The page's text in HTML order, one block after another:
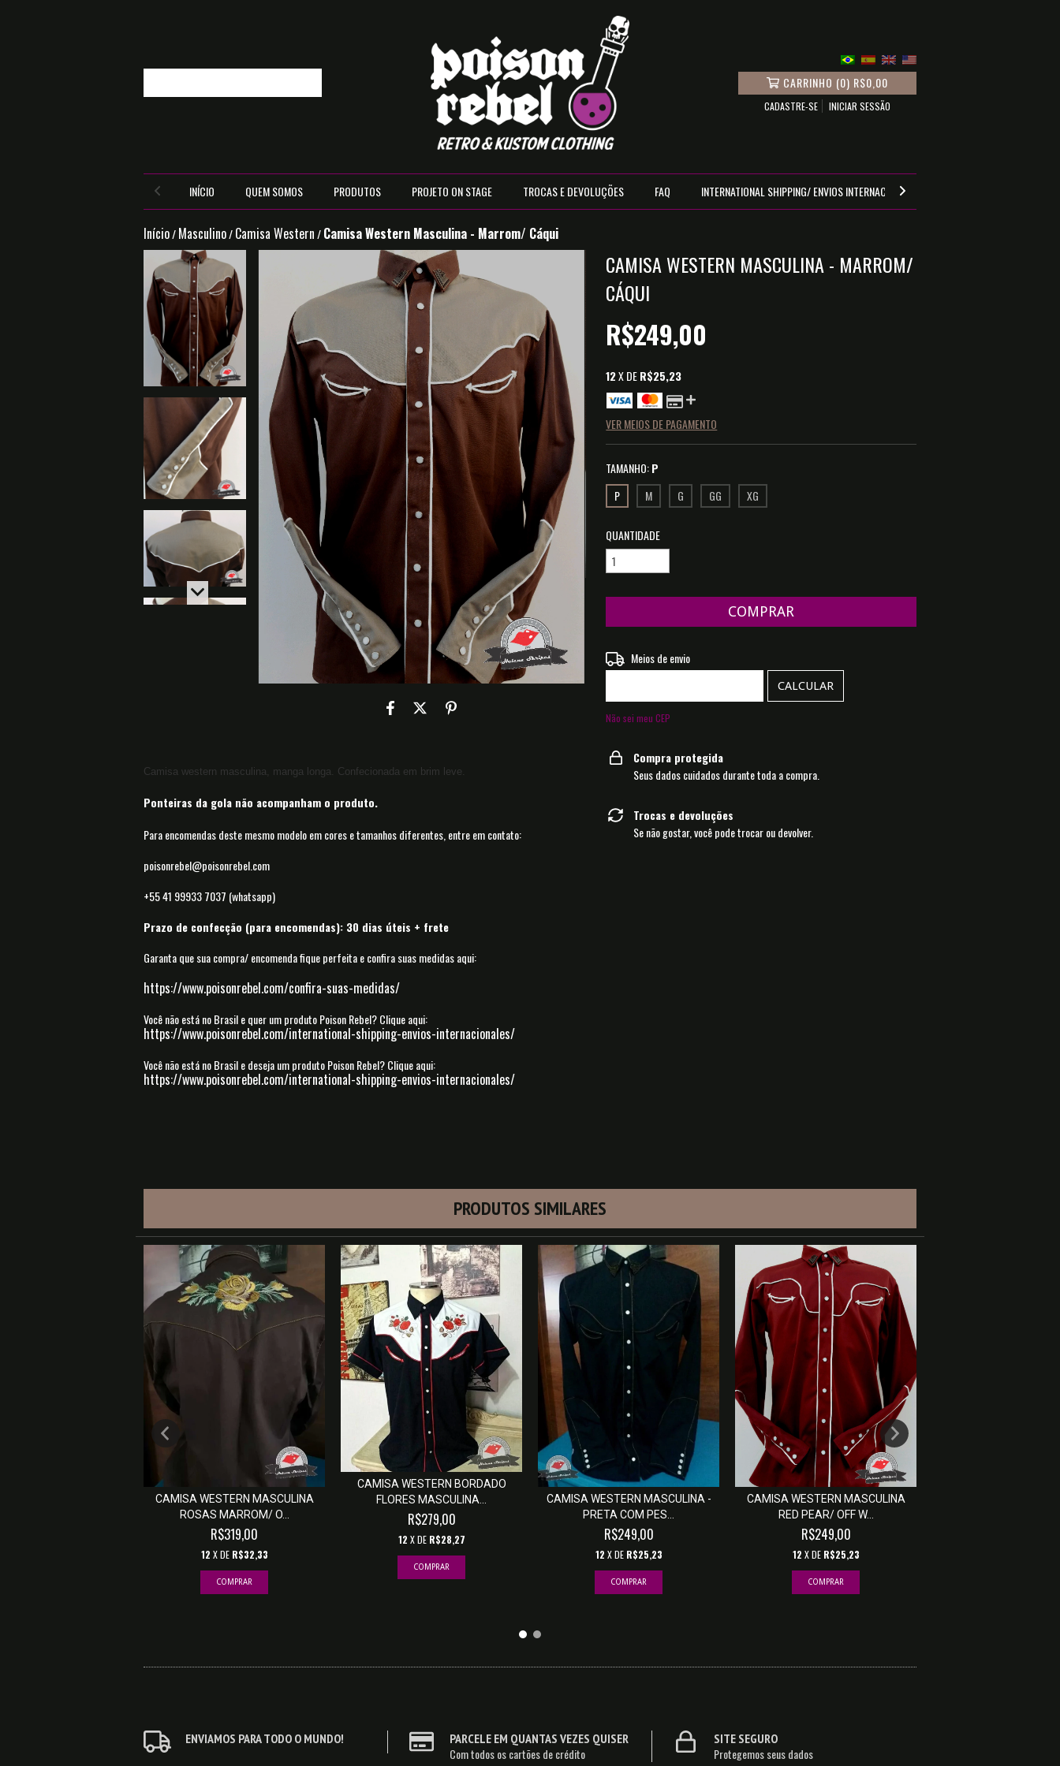
CARRINHO (0) R$0,00
CADASTRE-SE INICIAR SESSÃO
INÍCIO QUEM SOMOS PRODUTOS PROJETO ON STAGE TROCAS E DEVOLUÇÕES FAQ INTERNATIONAL SHIPPING/ ENVIOS INTERNACIONALES
Início/Masculino/Camisa Western/Camisa Western Masculina - Marrom/ Cáqui
Camisa western masculina, manga longa. Confecionada em brim leve.
Ponteiras da gola não acompanham o produto.
Para encomendas deste mesmo modelo em cores e tamanhos diferentes, entre em contato:
poisonrebel@poisonrebel.com
+55 41 99933 7037 (whatsapp)
Prazo de confecção (para encomendas): 30 dias úteis + frete
Garanta que sua compra/ encomenda fique perfeita e confira suas medidas aqui:
https://www.poisonrebel.com/confira-suas-medidas/
Você não está no Brasil e quer um produto Poison Rebel?Clique aqui:
https://www.poisonrebel.com/international-shipping-envios-internacionales/
Você não está no Brasil e deseja um produto Poison Rebel?Clique aqui:
https://www.poisonrebel.com/international-shipping-envios-internacionales/
CAMISA WESTERN MASCULINA - MARROM/
CÁQUI
R$249,00
12X DER$25,23
VER MEIOS DE PAGAMENTO
TAMANHO:P
P
M G GG XG
QUANTIDADE
Entregas para o CEP:
Meios de envio
CALCULAR
Não sei meu CEP
Compra protegida
Seus dados cuidados durante toda a compra.
Trocas e devoluções
Se não gostar, você pode trocar ou devolver.
PRODUTOS SIMILARES
CAMISA WESTERN MASCULINA
ROSAS MARROM/ O...
R$319,00
12 X DE R$32,33
COMPRAR
CAMISA WESTERN BORDADO
FLORES MASCULINA...
R$279,00
12 X DE R$28,27
COMPRAR
CAMISA WESTERN MASCULINA -
PRETA COM PES...
R$249,00
12 X DE R$25,23
COMPRAR
CAMISA WESTERN MASCULINA
RED PEAR/ OFF W...
R$249,00
12 X DE R$25,23
COMPRAR
ENVIAMOS PARA TODO O MUNDO! PARCELE EM QUANTAS VEZES QUISER
Com todos os cartões de crédito
SITE SEGURO
Protegemos seus dados